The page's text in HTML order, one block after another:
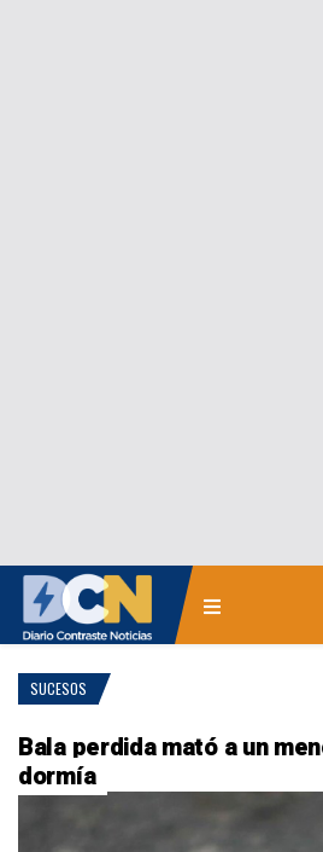
SUCESOS
Bala perdida mató a un
dormía